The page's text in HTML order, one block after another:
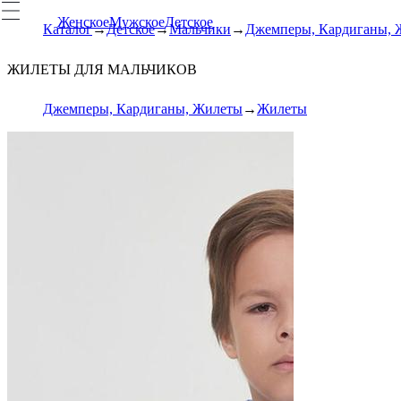
ЖенскоеМужскоеДетское
Каталог Детское Мальчики Джемперы, Кардиганы,
ЖИЛЕТЫ ДЛЯ МАЛЬЧИКОВ
Джемперы, Кардиганы, Жилеты Жилеты